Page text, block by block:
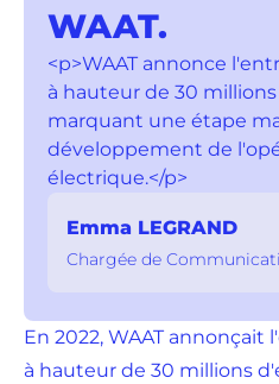
WAAT.
<p>WAAT annonce
à hauteur de 30
marquant une étape
développement de
électrique.</p>
Emma LEGRAND
Chargée de
En 2022, WAAT annonçait
à hauteur de 30 millions